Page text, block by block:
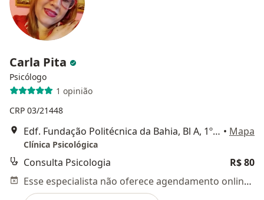
Carla Pita
Psicólogo
1 opinião
CRP 03/21448
Edf. Fundação Politécnica da Bahia, Bl A, 1º andar, Sala 11, Av. Sete de Setembro. , Salvador • Mapa
Clínica Psicológica
Consulta Psicologia
R$ 80
Esse especialista não oferece agendamento online para esse endereço.